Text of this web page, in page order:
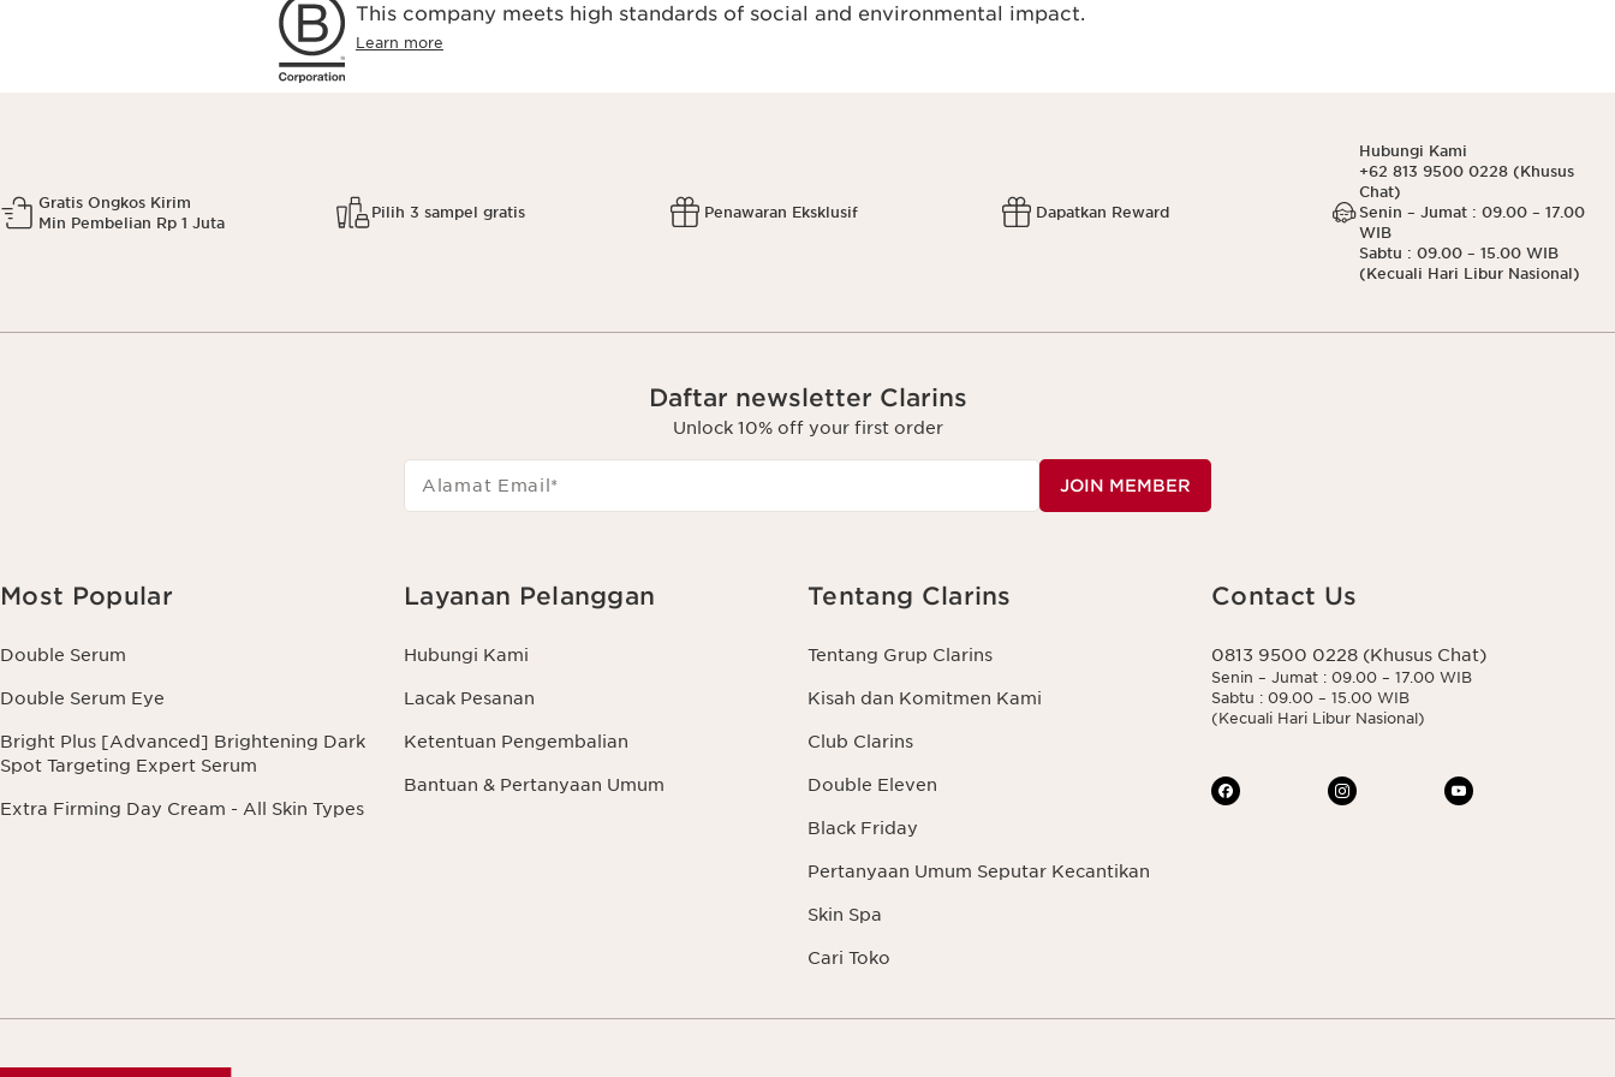
This company meets high standards of social and environmental impact.
Learn more
Gratis Ongkos Kirim
Min Pembelian Rp 1 Juta
Pilih 3 sampel gratis Penawaran Eksklusif Dapatkan Reward
Hubungi Kami
+62 813 9500 0228 (Khusus
Chat)
Senin – Jumat : 09.00 – 17.00
WIB
Sabtu : 09.00 – 15.00 WIB
(Kecuali Hari Libur Nasional)
Daftar newsletter Clarins
Unlock 10% off your first order
Alamat Email * JOIN MEMBER
Most Popular
Double Serum
Double Serum Eye
Bright Plus [Advanced] Brightening Dark
Spot Targeting Expert Serum
Extra Firming Day Cream - All Skin Types
Layanan Pelanggan
Hubungi Kami
Lacak Pesanan
Ketentuan Pengembalian
Bantuan & Pertanyaan Umum
Tentang Clarins
Tentang Grup Clarins
Kisah dan Komitmen Kami
Club Clarins
Double Eleven
Black Friday
Pertanyaan Umum Seputar Kecantikan
Skin Spa
Cari Toko
Contact Us
0813 9500 0228 (Khusus Chat)
Senin – Jumat : 09.00 – 17.00 WIB
Sabtu : 09.00 – 15.00 WIB
(Kecuali Hari Libur Nasional)